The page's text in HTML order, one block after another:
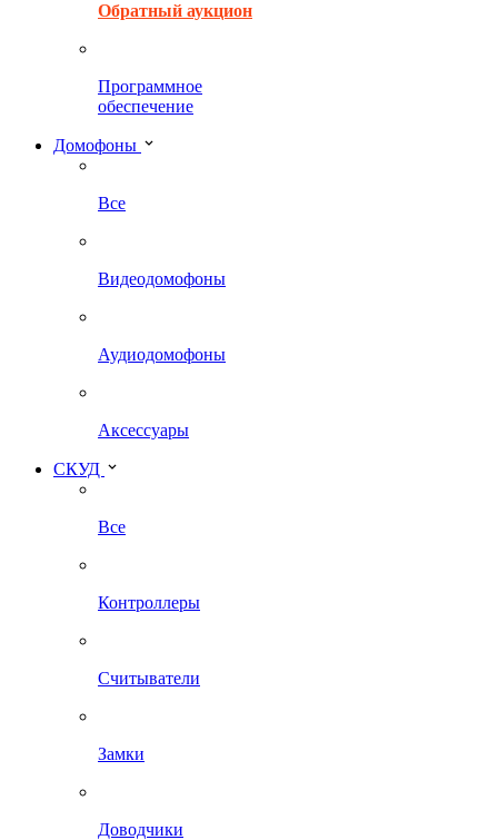
Обратный аукцион
Программное
обеспечение
Домофоны
Все
Видеодомофоны
Аудиодомофоны
Аксессуары
СКУД
Все
Контроллеры
Считыватели
Замки
Доводчики